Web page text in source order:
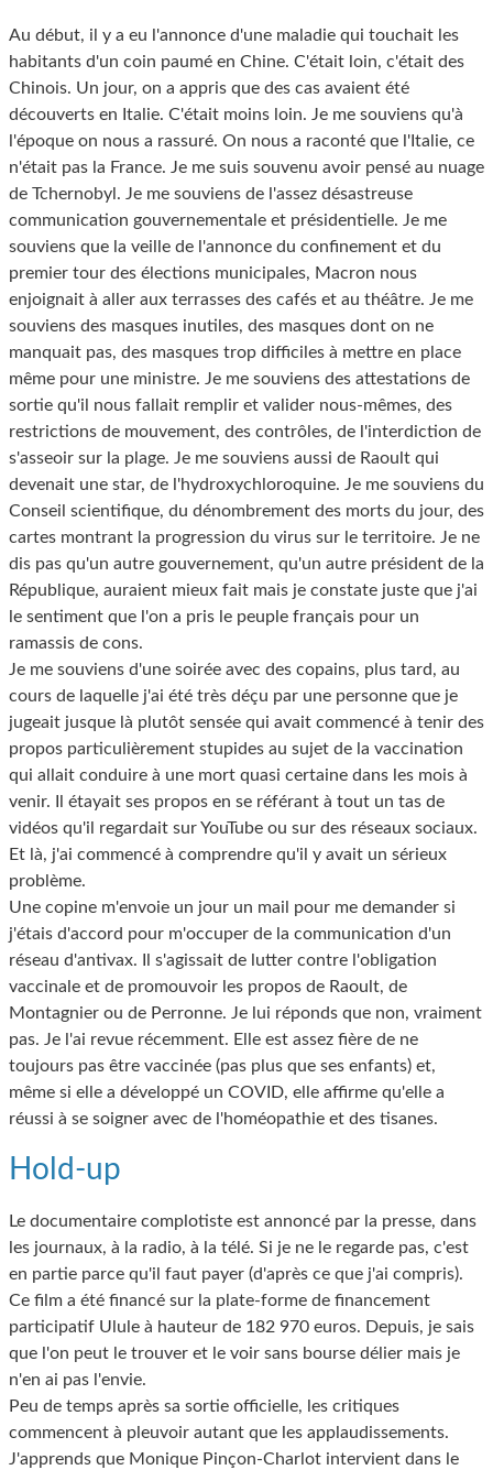
Au début, il y a eu l'annonce d'une maladie qui touchait les
habitants d'un coin paumé en Chine. C'était loin, c'était des
Chinois. Un jour, on a appris que des cas avaient été
découverts en Italie. C'était moins loin. Je me souviens qu'à
l'époque on nous a rassuré. On nous a raconté que l'Italie, ce
n'était pas la France. Je me suis souvenu avoir pensé au nuage
de Tchernobyl. Je me souviens de l'assez désastreuse
communication gouvernementale et présidentielle. Je me
souviens que la veille de l'annonce du confinement et du
premier tour des élections municipales, Macron nous
enjoignait à aller aux terrasses des cafés et au théâtre. Je me
souviens des masques inutiles, des masques dont on ne
manquait pas, des masques trop difficiles à mettre en place
même pour une ministre. Je me souviens des attestations de
sortie qu'il nous fallait remplir et valider nous-mêmes, des
restrictions de mouvement, des contrôles, de l'interdiction de
s'asseoir sur la plage. Je me souviens aussi de Raoult qui
devenait une star, de l'hydroxychloroquine. Je me souviens du
Conseil scientifique, du dénombrement des morts du jour, des
cartes montrant la progression du virus sur le territoire. Je ne
dis pas qu'un autre gouvernement, qu'un autre président de la
République, auraient mieux fait mais je constate juste que j'ai
le sentiment que l'on a pris le peuple français pour un
ramassis de cons.
Je me souviens d'une soirée avec des copains, plus tard, au
cours de laquelle j'ai été très déçu par une personne que je
jugeait jusque là plutôt sensée qui avait commencé à tenir des
propos particulièrement stupides au sujet de la vaccination
qui allait conduire à une mort quasi certaine dans les mois à
venir. Il étayait ses propos en se référant à tout un tas de
vidéos qu'il regardait sur YouTube ou sur des réseaux sociaux.
Et là, j'ai commencé à comprendre qu'il y avait un sérieux
problème.
Une copine m'envoie un jour un mail pour me demander si
j'étais d'accord pour m'occuper de la communication d'un
réseau d'antivax. Il s'agissait de lutter contre l'obligation
vaccinale et de promouvoir les propos de Raoult, de
Montagnier ou de Perronne. Je lui réponds que non, vraiment
pas. Je l'ai revue récemment. Elle est assez fière de ne
toujours pas être vaccinée (pas plus que ses enfants) et,
même si elle a développé un COVID, elle affirme qu'elle a
réussi à se soigner avec de l'homéopathie et des tisanes.
Hold-up
Le documentaire complotiste est annoncé par la presse, dans
les journaux, à la radio, à la télé. Si je ne le regarde pas, c'est
en partie parce qu'il faut payer (d'après ce que j'ai compris).
Ce film a été financé sur la plate-forme de financement
participatif Ulule à hauteur de 182 970 euros. Depuis, je sais
que l'on peut le trouver et le voir sans bourse délier mais je
n'en ai pas l'envie.
Peu de temps après sa sortie officielle, les critiques
commencent à pleuvoir autant que les applaudissements.
J'apprends que Monique Pinçon-Charlot intervient dans le